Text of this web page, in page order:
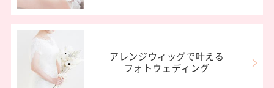
アレンジウィッグで叶える
フォトウェディング